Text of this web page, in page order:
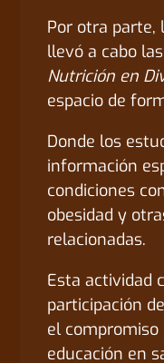
Por otra parte,
llevó a cabo las
Nutrición en
espacio de
Donde los
información
condiciones
obesidad y
relacionadas.
Esta actividad
participación
el compromiso
educación en